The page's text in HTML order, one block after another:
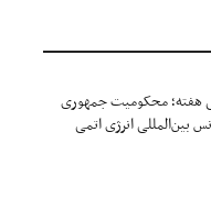
هفته؛ محکومیت جمهوری
بین‌المللی انرژی اتمی